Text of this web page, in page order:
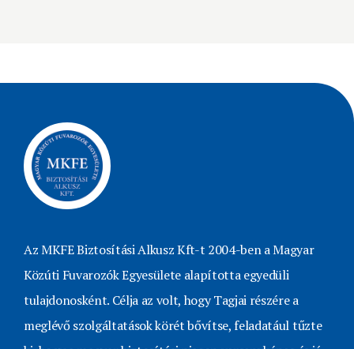
Az MKFE Biztosítási Alkusz Kft-t 2004-ben a Magyar
Közúti Fuvarozók Egyesülete alapította egyedüli
tulajdonosként. Célja az volt, hogy Tagjai részére a
meglévő szolgáltatások körét bővítse, feladatául tűzte